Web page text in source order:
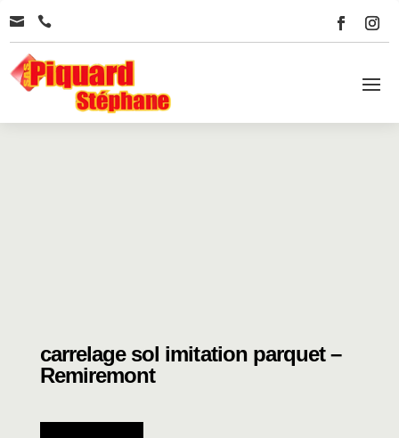
 
carrelage sol imitation parquet –
Remiremont